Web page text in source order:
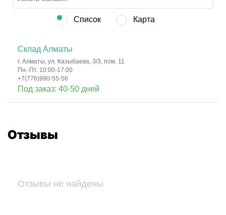
Список Карта
Склад Алматы
г. Алматы, ул. Казыбаева, 3/3, пом. 11
Пн.-Пт. 10:00-17:00
+7(776)990-55-56
Под заказ: 40-50 дней
Отзывы
Отзывы не найдены